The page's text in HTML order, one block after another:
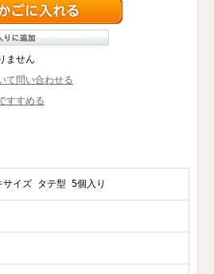
ません
て問い合わせる
すすめる
サイズ タテ型 5個入り